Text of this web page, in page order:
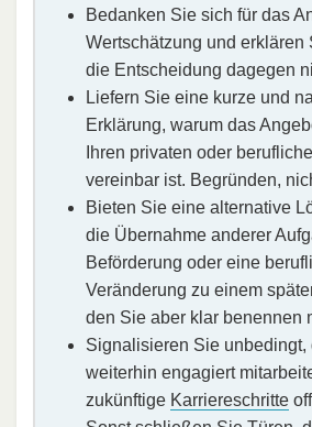
Bedanken Sie sich für das
Wertschätzung und erklären
die Entscheidung dagegen
Liefern Sie eine kurze und
Erklärung, warum das
Ihren privaten oder
vereinbar ist. Begründen,
Bieten Sie eine alternative
die Übernahme anderer
Beförderung oder eine
Veränderung zu einem
den Sie aber klar benennen
Signalisieren Sie unbedingt,
weiterhin engagiert
zukünftige Karriereschritte